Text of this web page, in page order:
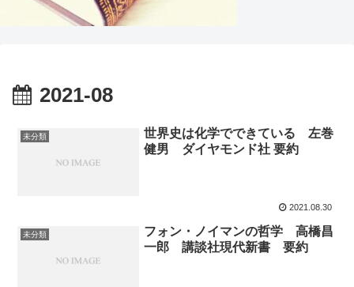
2021-08
未分類
世界史は化学でできている 左巻
健男 ダイヤモンド社 要約
2021.08.30
未分類
フォン・ノイマンの哲学 高橋昌
一郎 講談社現代新書 要約